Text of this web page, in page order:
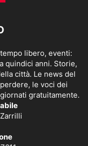
libero, eventi:
quindici anni. Storie,
città. Le news del
le voci dei
gratuitamente.